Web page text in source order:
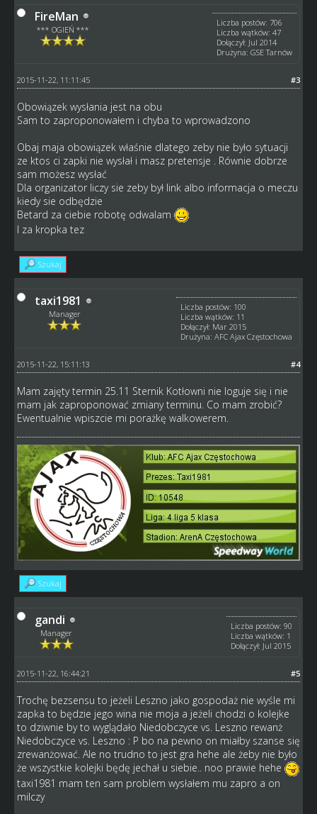
FireMan
*** OGIEŃ ***
Liczba postów: 706
Liczba wątków: 47
Dołączył: Jul 2014
Drużyna: GSE Tarnów
#3
2015-11-22, 11:11:45
Obowiązek wysłania jest na obu
Sam to zaproponowałem i chyba to wprowadzono
Obaj maja obowiązek właśnie dlatego zeby nie było sytuacji
ze ktos ci zapki nie wysłał i masz pretensje . Równie dobrze
sam możesz wysłać
Dla organizator liczy sie zeby był link albo informacja o meczu
kiedy sie odbędzie
Betard za ciebie robotę odwalam
I za kropka tez
Szukaj
taxi1981
Manager
Liczba postów: 100
Liczba wątków: 11
Dołączył: Mar 2015
Drużyna: AFC Ajax Częstochowa
#4
2015-11-22, 15:11:13
Mam zajęty termin 25.11 Sternik Kotłowni nie loguje się i nie
mam jak zaproponować zmiany terminu. Co mam zrobić?
Ewentualnie wpiszcie mi porażkę walkowerem.
Szukaj
gandi
Manager
Liczba postów: 90
Liczba wątków: 1
Dołączył: Jul 2015
#5
2015-11-22, 16:44:21
Trochę bezsensu to jeżeli Leszno jako gospodaż nie wyśle mi
zapka to będzie jego wina nie moja a jeżeli chodzi o kolejke
to dziwnie by to wyglądało Niedobczyce vs. Leszno rewanż
Niedobczyce vs. Leszno : P bo na pewno on miałby szanse się
zrewanżować. Ale no trudno to jest gra hehe ale żeby nie było
że wszystkie kolejki będę jechał u siebie.. noo prawie hehe
taxi1981 mam ten sam problem wysłałem mu zapro a on
milczy